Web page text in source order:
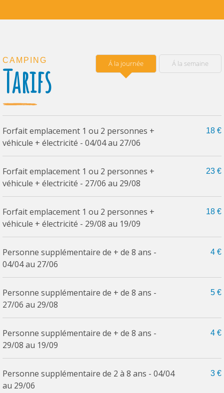
CAMPING
Tarifs Á la journée Á la semaine
Forfait emplacement 1 ou 2 personnes +
véhicule + électricité - 04/04 au 27/06
18 €
Forfait emplacement 1 ou 2 personnes +
véhicule + électricité - 27/06 au 29/08
23 €
Forfait emplacement 1 ou 2 personnes +
véhicule + électricité - 29/08 au 19/09
18 €
Personne supplémentaire de + de 8 ans -
04/04 au 27/06
4 €
Personne supplémentaire de + de 8 ans -
27/06 au 29/08
5 €
Personne supplémentaire de + de 8 ans -
29/08 au 19/09
4 €
Personne supplémentaire de 2 à 8 ans - 04/04
au 29/06
3 €